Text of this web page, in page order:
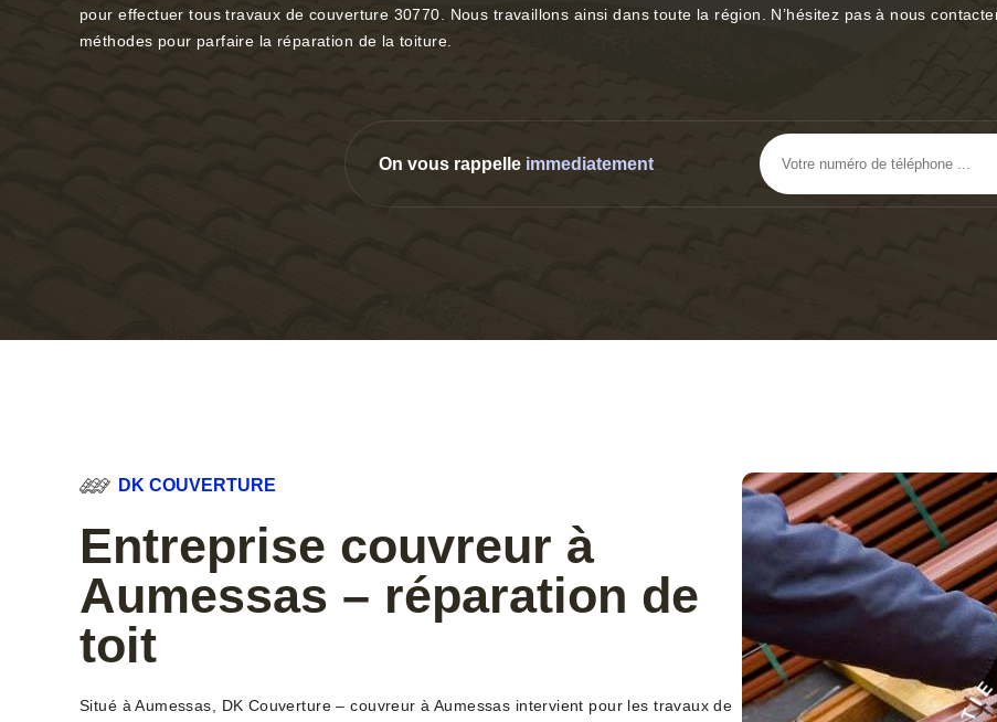
pour effectuer tous travaux de couverture 30770. Nous travaillons ainsi dans toute la région. N’hésitez pas à nous
méthodes pour parfaire la réparation de la toiture.
On vous rappelle immediatement
DK COUVERTURE
Entreprise couvreur à
Aumessas – réparation de
toit
Situé à Aumessas, DK Couverture – couvreur à Aumessas intervient pour les travaux de
C
E
N